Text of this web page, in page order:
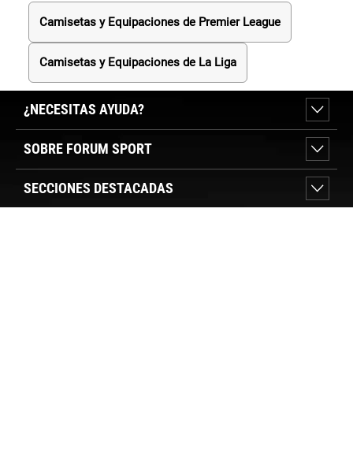
Camisetas y Equipaciones de Premier League
Camisetas y Equipaciones de La Liga
¿NECESITAS AYUDA?
SOBRE FORUM SPORT
SECCIONES DESTACADAS